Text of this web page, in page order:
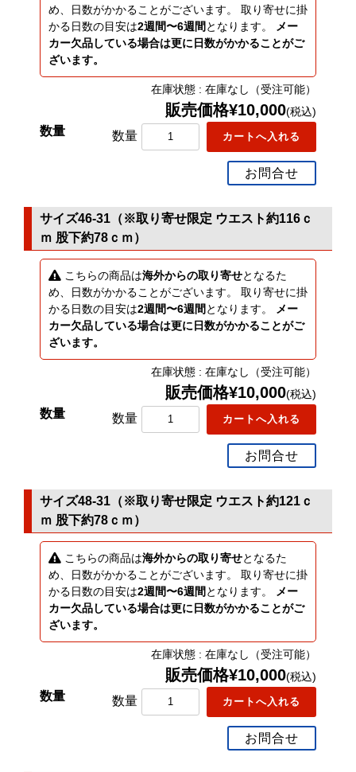
め、日数がかかることがございます。 取り寄せに掛
かる日数の目安は2週間〜6週間 となります。
メー
カー欠品している場合は更に日数がかかることがご
ざいます。
在庫状態 : 在庫なし（受注可能）
販売価格¥10,000(税込)
数量
お問合せ
サイズ46-31（※取り寄せ限定 ウエスト約116ｃ
ｍ 股下約78ｃｍ）
こちらの商品は海外からの取り寄せとなるた
め、日数がかかることがございます。 取り寄せに掛
かる日数の目安は2週間〜6週間 となります。
メー
カー欠品している場合は更に日数がかかることがご
ざいます。
在庫状態 : 在庫なし（受注可能）
販売価格¥10,000(税込)
数量
お問合せ
サイズ48-31（※取り寄せ限定 ウエスト約121ｃ
ｍ 股下約78ｃｍ）
こちらの商品は海外からの取り寄せとなるた
め、日数がかかることがございます。 取り寄せに掛
かる日数の目安は2週間〜6週間 となります。
メー
カー欠品している場合は更に日数がかかることがご
ざいます。
在庫状態 : 在庫なし（受注可能）
販売価格¥10,000(税込)
数量
お問合せ